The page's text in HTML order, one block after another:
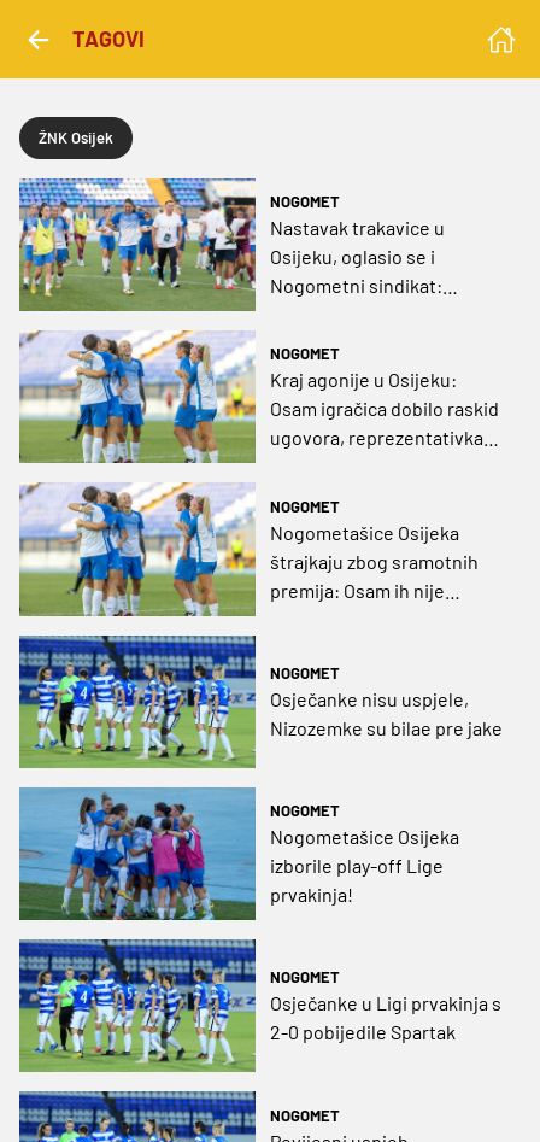
TAGOVI
ŽNK Osijek
NOGOMET
Nastavak trakavice u
Osijeku, oglasio se i
Nogometni sindikat:
NOGOMET
Kraj agonije u Osijeku:
Osam igračica dobilo raskid
ugovora, reprezentativka
NOGOMET
Nogometašice Osijeka
štrajkaju zbog sramotnih
premija: Osam ih nije
NOGOMET
Osječanke nisu uspjele,
Nizozemke su bilae pre jake
NOGOMET
Nogometašice Osijeka
izborile play-off Lige
prvakinja!
NOGOMET
Osječanke u Ligi prvakinja s
2-0 pobijedile Spartak
NOGOMET